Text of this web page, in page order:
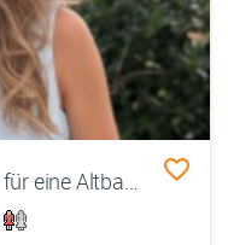
MITBEWOHNERIN GESUCHT für eine Altbauwohnung in Eppendorf, Hamburg,